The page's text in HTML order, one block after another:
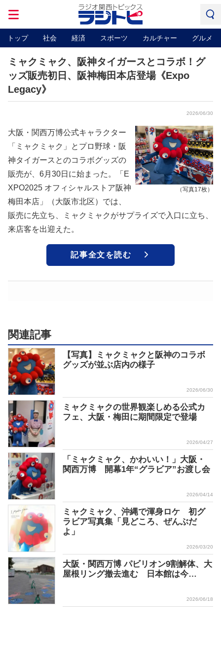
トップ 社会 経済 スポーツ カルチャー グルメ
ミャクミャク、阪神タイガースとコラボ！グ
ッズ販売初日、阪神梅田本店登場《Expo
Legacy》
2026/06/30
（写真17枚）
大阪・関西万博公式キャラクター
「ミャクミャク」とプロ野球・阪
神タイガースとのコラボグッズの
販売が、6月30日に始まった。「E
XPO2025 オフィシャルストア阪神
梅田本店」（大阪市北区）では、
販売に先立ち、ミャクミャクがサプライズで入口に立ち、
来店客を出迎えた。
記事全文を読む
関連記事
【写真】ミャクミャクと阪神のコラボ
グッズが並ぶ店内の様子
2026/06/30
ミャクミャクの世界観楽しめる公式カ
フェ、大阪・梅田に期間限定で登場
2026/04/27
「ミャクミャク、かわいい！」大阪・
関西万博 開幕1年“グラビア”お渡し会
2026/04/14
ミャクミャク、沖縄で渾身ロケ 初グ
ラビア写真集「見どころ、ぜんぶだ
よ」
2026/03/20
大阪・関西万博 パビリオン9割解体、大
屋根リング撤去進む 日本館は今…
2026/06/18